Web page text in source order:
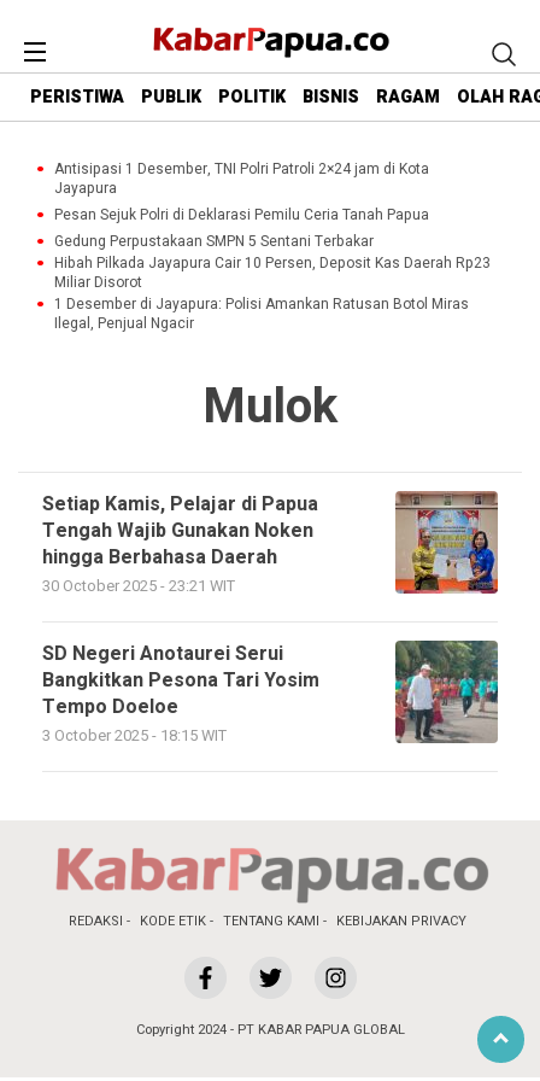
PERISTIWA PUBLIK POLITIK BISNIS RAGAM OLAH
Antisipasi 1 Desember, TNI Polri Patroli 2×24 jam di Kota
Jayapura
Pesan Sejuk Polri di Deklarasi Pemilu Ceria Tanah Papua
Gedung Perpustakaan SMPN 5 Sentani Terbakar
Hibah Pilkada Jayapura Cair 10 Persen, Deposit Kas Daerah Rp23
Miliar Disorot
1 Desember di Jayapura: Polisi Amankan Ratusan Botol Miras
Ilegal, Penjual Ngacir
Mulok
Setiap Kamis, Pelajar di Papua
Tengah Wajib Gunakan Noken
hingga Berbahasa Daerah
30 October 2025 - 23:21 WIT
SD Negeri Anotaurei Serui
Bangkitkan Pesona Tari Yosim
Tempo Doeloe
3 October 2025 - 18:15 WIT
REDAKSI KODE ETIK TENTANG KAMI KEBIJAKAN PRIVACY
Copyright 2024 - PT KABAR PAPUA GLOBAL